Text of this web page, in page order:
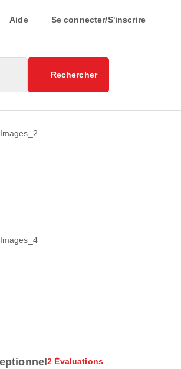
Aide Se connecter/S'inscrire
Rechercher
2 Évaluations